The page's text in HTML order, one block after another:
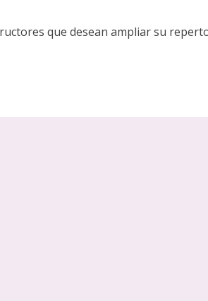
que desean ampliar su